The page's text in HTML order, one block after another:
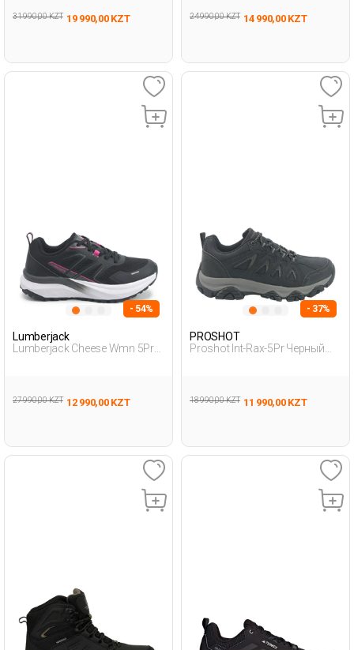
31 990,00 KZT 19 990,00 KZT 24 990,00 KZT 14 990,00 KZT
- 54%
Lumberjack
Lumberjack Cheese Wmn 5Pr
27 990,00 KZT 12 990,00 KZT
- 37%
PROSHOT
Proshot Int-Rax-5Pr Черный
18 990,00 KZT 11 990,00 KZT